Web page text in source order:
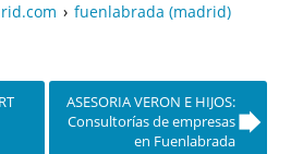
› fuenlabrada (madrid)
ASESORIA VERON E HIJOS:
Consultorías de empresas
en Fuenlabrada